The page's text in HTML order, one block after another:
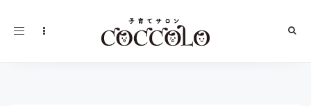
Toggle